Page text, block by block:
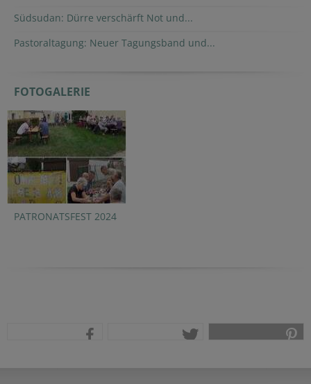
Südsudan: Dürre verschärft Not und...
Pastoraltagung: Neuer Tagungsband und...
FOTOGALERIE
PATRONATSFEST 2024